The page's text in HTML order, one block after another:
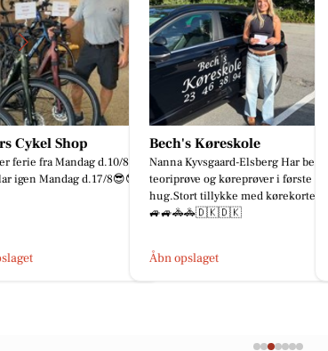
Bech's Køreskole
Nanna Kyvsgaard-Elsberg Har best
teoriprøve og køreprøver i første
hug.Stort tillykke med kørekortet
Åbn opslaget
Ro & velvære
Mor jeg ved jo ikke hvad
Sådan sagde min dreng
mig i går aftes. Han var
havde lidt brug for hjæ...
Åbn opslaget